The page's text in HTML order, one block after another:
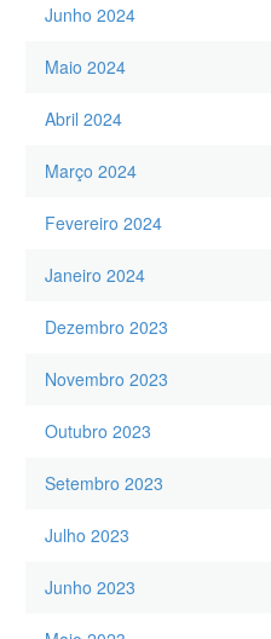
Junho 2024
Maio 2024
Abril 2024
Março 2024
Fevereiro 2024
Janeiro 2024
Dezembro 2023
Novembro 2023
Outubro 2023
Setembro 2023
Julho 2023
Junho 2023